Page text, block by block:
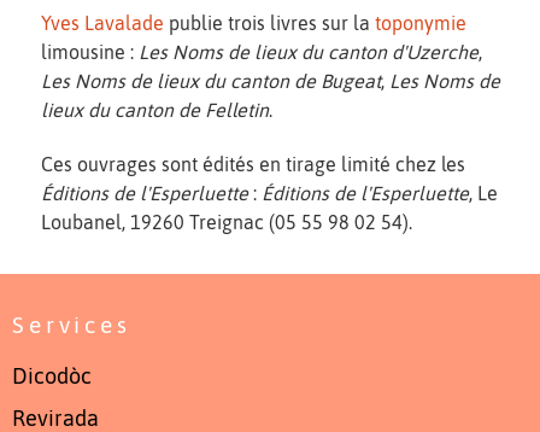
Yves Lavalade publie trois livres sur la toponymie
limousine : Les Noms de lieux du canton d'Uzerche,
Les Noms de lieux du canton de Bugeat, Les Noms de
lieux du canton de Felletin.
Ces ouvrages sont édités en tirage limité chez les
Éditions de l'Esperluette: Éditions de l'Esperluette, Le
Loubanel, 19260 Treignac (05 55 98 02 54).
Services
Dicodòc
Revirada